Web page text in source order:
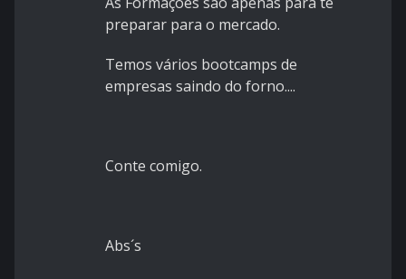
preparar para o mercado.
Temos vários bootcamps de
empresas saindo do forno....
Conte comigo.
Abs´s